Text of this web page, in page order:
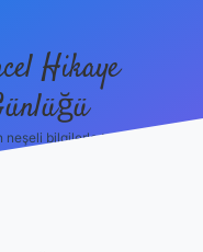
Hikaye
bilgilerle tanış!